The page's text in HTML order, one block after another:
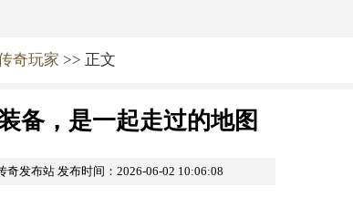
奇玩家 >> 正文
备，是一起走过的地图
奇发布站发布时间：2026-06-02 10:06:08